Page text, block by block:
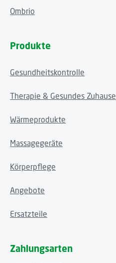
Ombrio
Produkte
Gesundheitskontrolle
Therapie & Gesundes Zuhause
Wärmeprodukte
Massagegeräte
Körperpflege
Angebote
Ersatzteile
Zahlungsarten